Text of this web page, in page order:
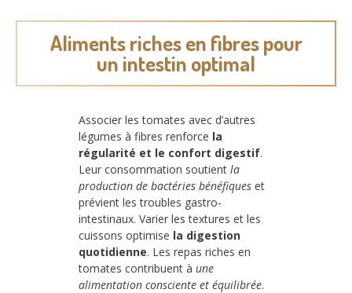
Aliments riches en fibres pour
un intestin optimal
Associer les tomates avec d’autres
légumes à fibres renforce la
régularité et le confort digestif.
Leur consommation soutient la
production de bactéries bénéfiques et
prévient les troubles gastro-
intestinaux. Varier les textures et les
cuissons optimise la digestion
quotidienne. Les repas riches en
tomates contribuent à une
alimentation consciente et équilibrée.